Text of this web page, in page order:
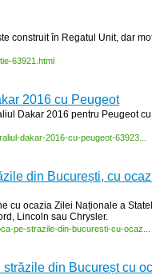
construit în Regatul Unit, dar
63921.html
2016 cu Peugeot
Dakar 2016 pentru Peugeot
raliul-dakar-2016-cu-peugeot-63923...
din București, cu
cu ocazia Zilei Naționale a
Lincoln sau Chrysler.
pe-strazile-din-bucuresti-cu-ocaz...
din Bucureșt cu